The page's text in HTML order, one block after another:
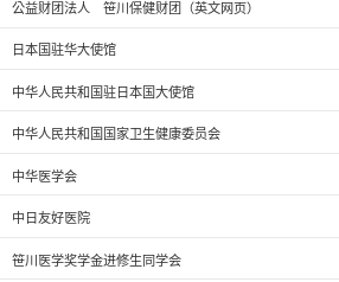
公益财团法人 笹川保健财团（英文网页）
日本国驻华大使馆
中华人民共和国驻日本国大使馆
中华人民共和国国家卫生健康委员会
中华医学会
中日友好医院
笹川医学奖学金进修生同学会